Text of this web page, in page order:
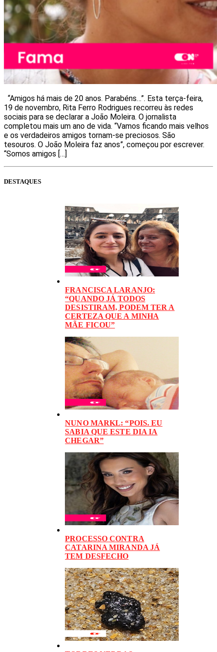
“Amigos há mais de 20 anos. Parabéns…”. Esta terça-feira,
19 de novembro, Rita Ferro Rodrigues recorreu às redes
sociais para se declarar a João Moleira. O jornalista
completou mais um ano de vida. “Vamos ficando mais velhos
e os verdadeiros amigos tornam-se preciosos. São
tesouros. O João Moleira faz anos”, começou por escrever.
“Somos amigos […]
DESTAQUES
FRANCISCA LARANJO:
“QUANDO JÁ TODOS
DESISTIRAM, PODEM TER A
CERTEZA QUE A MINHA
MÃE FICOU”
NUNO MARKL: “POIS. EU
SABIA QUE ESTE DIA IA
CHEGAR”
PROCESSO CONTRA
CATARINA MIRANDA JÁ
TEM DESFECHO